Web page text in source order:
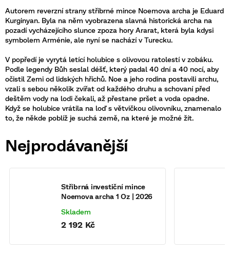
Autorem reverzní strany stříbrné mince Noemova archa je Eduard
Kurginyan. Byla na něm vyobrazena slavná historická archa na
pozadí vycházejícího slunce zpoza hory Ararat, která byla kdysi
symbolem Arménie, ale nyní se nachází v Turecku.
V popředí je vyrytá letící holubice s olivovou ratolestí v zobáku.
Podle legendy Bůh seslal déšť, který padal 40 dní a 40 nocí, aby
očistil Zemi od lidských hříchů. Noe a jeho rodina postavili archu,
vzali s sebou několik zvířat od každého druhu a schovaní před
deštěm vody na lodi čekali, až přestane pršet a voda opadne.
Když se holubice vrátila na loď s větvičkou olivovníku, znamenalo
to, že někde poblíž je suchá země, na které je možné žít.
Nejprodávanější
Stříbrná investiční mince
Noemova archa 1 Oz | 2026
Skladem
2 192 Kč